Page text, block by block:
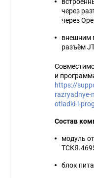
через
через
внешним
разъём
и
https://
razryadnye-
otladki-i-
Состав
модуль
блок